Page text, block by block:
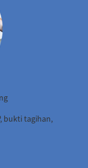
bukti tagihan,